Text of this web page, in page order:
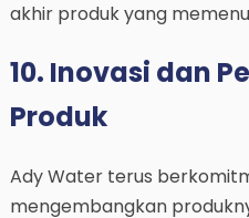
akhir produk yang
10. Inovasi dan
Produk
Ady Water terus
mengembangkan